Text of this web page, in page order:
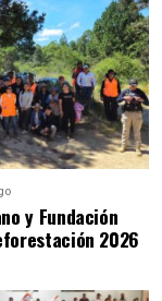
y Fundación
2026